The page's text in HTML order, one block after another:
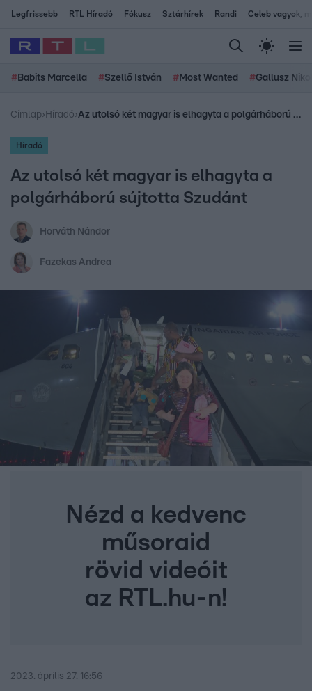
Legfrissebb RTL Híradó Fókusz Sztárhírek Randi Celeb vagyok,
# Babits Marcella #Szellő István # Most Wanted #Gallusz
Címlap› Híradó› Az utolsó két magyar is elhagyta a polgárháború sújtotta Szudánt
Híradó
Az utolsó két magyar is elhagyta a
polgárháború sújtotta Szudánt
Horváth Nándor
Fazekas Andrea
Nézd a kedvenc
műsoraid
rövid videóit
az RTL.hu-n!
2023. április 27. 16:56